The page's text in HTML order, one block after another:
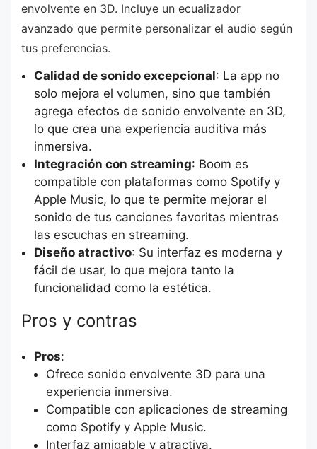
envolvente en 3D. Incluye un ecualizador
avanzado que permite personalizar el audio según
tus preferencias.
Calidad de sonido excepcional: La app no
solo mejora el volumen, sino que también
agrega efectos de sonido envolvente en 3D,
lo que crea una experiencia auditiva más
inmersiva.
Integración con streaming: Boom es
compatible con plataformas como Spotify y
Apple Music, lo que te permite mejorar el
sonido de tus canciones favoritas mientras
las escuchas en streaming.
Diseño atractivo: Su interfaz es moderna y
fácil de usar, lo que mejora tanto la
funcionalidad como la estética.
Pros y contras
Pros:
Ofrece sonido envolvente 3D para una
experiencia inmersiva.
Compatible con aplicaciones de streaming
como Spotify y Apple Music.
Interfaz amigable y atractiva.